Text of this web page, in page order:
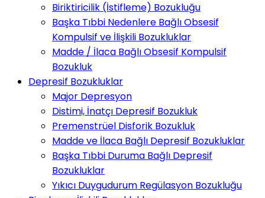
Biriktiricilik (İstifleme) Bozukluğu
Başka Tıbbi Nedenlere Bağlı Obsesif
Kompulsif ve İlişkili Bozukluklar
Madde / İlaca Bağlı Obsesif Kompulsif
Bozukluk
Depresif Bozukluklar
Major Depresyon
Distimi, İnatçı Depresif Bozukluk
Premenstrüel Disforik Bozukluk
Madde ve İlaca Bağlı Depresif Bozukluklar
Başka Tıbbi Duruma Bağlı Depresif
Bozukluklar
Yıkıcı Duygudurum Regülasyon Bozukluğu